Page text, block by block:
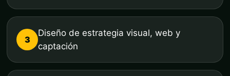
3
Diseño de estrategia visual, web y
captación